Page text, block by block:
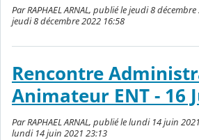
Par RAPHAEL ARNAL, publié le jeudi 8
jeudi 8 décembre 2022 16:58
Rencontre
Animateur ENT - 16
Par RAPHAEL ARNAL, publié le lundi 14 juin
lundi 14 juin 2021 23:13